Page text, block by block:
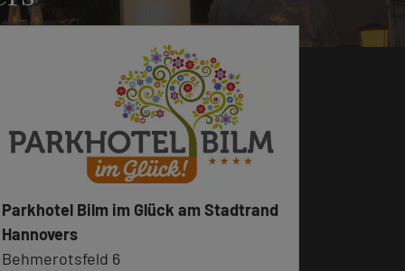
Parkhotel Bilm im Glück am Stadtrand
Hannovers
Behmerotsfeld 6